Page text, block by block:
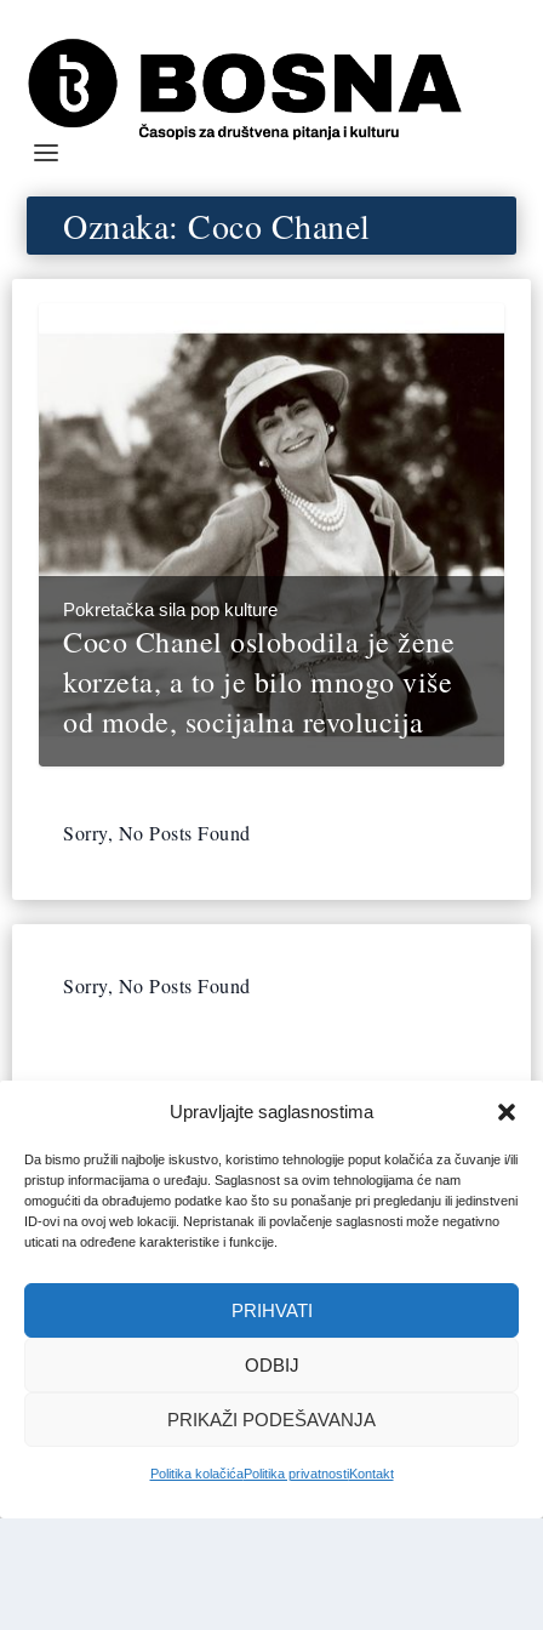
Upravljajte saglasnostima
Da bismo pružili najbolje iskustvo, koristimo tehnologije poput kolačića za čuvanje i/ili
pristup informacijama o uređaju. Saglasnost sa ovim tehnologijama će nam
omogućiti da obrađujemo podatke kao što su ponašanje pri pregledanju ili jedinstveni
ID-ovi na ovoj web lokaciji. Nepristanak ili povlačenje saglasnosti može negativno
uticati na određene karakteristike i funkcije.
PRIHVATI
ODBIJ
PRIKAŽI PODEŠAVANJA
Politika kolačićaPolitika privatnostiKontakt
Oznaka:Coco Chanel
Pokretačka sila pop kulture
Coco Chanel oslobodila je žene
korzeta, a to je bilo mnogo više
od mode, socijalna revolucija
Sorry, No Posts Found
Sorry, No Posts Found